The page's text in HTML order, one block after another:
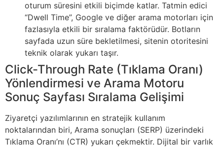
oturum süresini etkili biçimde katlar. Tatmin edici
“Dwell Time”, Google ve diğer arama motorları için
fazlasıyla etkili bir sıralama faktörüdür. Botların
sayfada uzun süre bekletilmesi, sitenin otoritesini
teknik olarak yukarı taşır.
Click-Through Rate (Tıklama Oranı)
Yönlendirmesi ve Arama Motoru
Sonuç Sayfası Sıralama Gelişimi
Ziyaretçi yazılımlarının en stratejik kullanım
noktalarından biri, Arama sonuçları (SERP) üzerindeki
Tıklama Oranı’nı (CTR) yukarı çekmektir. Dijital bir varlık